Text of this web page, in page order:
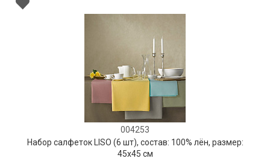
004253
Набор салфеток LISO (6 шт), состав: 100% лён, размер:
45х45 см